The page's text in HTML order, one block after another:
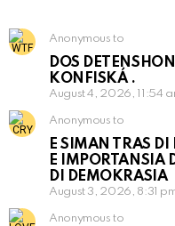
Anonymous to
DOS
KONFISKÁ .
August 4, 2026, 11:54
Anonymous to
E SIMAN TRAS
E IMPORTANSIA
DI DEMOKRASIA
August 3, 2026, 8:31
Anonymous to